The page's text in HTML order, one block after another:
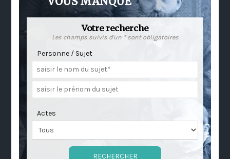
Votre recherche
Les champs suivis d'un * sont obligatoires
Personne / Sujet
Actes